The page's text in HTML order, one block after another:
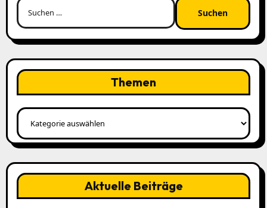
nach:
Themen
Themen
Aktuelle Beiträge